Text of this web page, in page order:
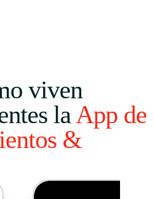
viven
laApp de
&